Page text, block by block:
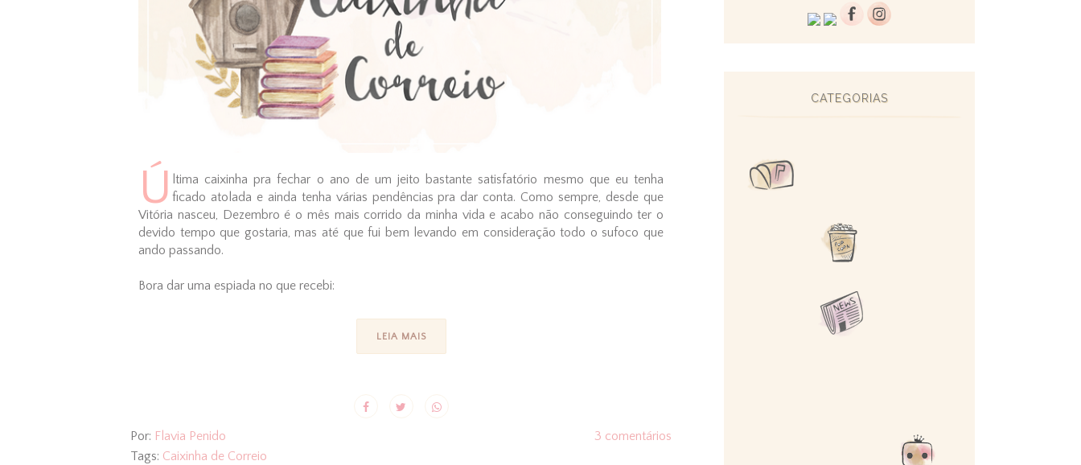
Ú ltima caixinha pra fechar o ano de um jeito bastante satisfatório mesmo que eu tenha
ficado atolada e ainda tenha várias pendências pra dar conta. Como sempre, desde que
Vitória nasceu, Dezembro é o mês mais corrido da minha vida e acabo não conseguindo ter o
devido tempo que gostaria, mas até que fui bem levando em consideração todo o sufoco que
ando passando.
Bora dar uma espiada no que recebi:
LEIA MAIS
Por: Flavia Penido
3 comentários
Tags: Caixinha de Correio
CATEGORIAS